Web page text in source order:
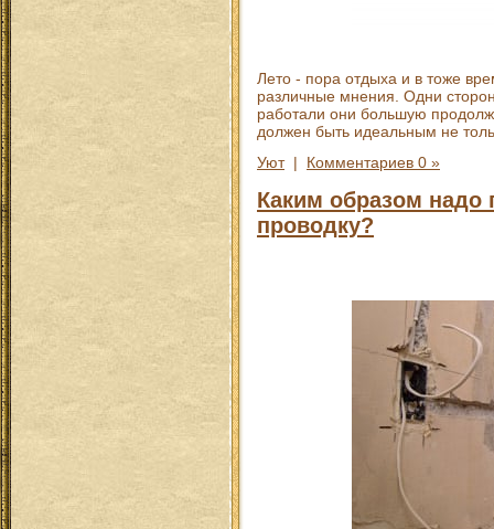
Лето - пора отдыха и в тоже
различные мнения. Одни
работали они большую
должен быть идеальным не
Уют| Комментариев 0 »
Каким образом надо
проводку?